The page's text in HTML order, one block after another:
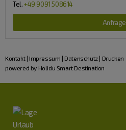
Tel.+49 9091 508614
Anfrage
Kontakt| Impressum | Datenschutz| Drucken
powered by Holidu Smart Destination
Urlaub